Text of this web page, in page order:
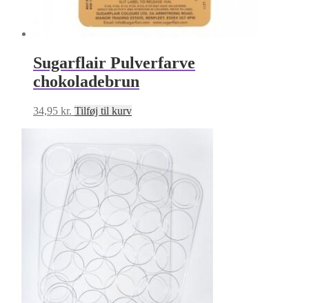
Sugarflair Pulverfarve
chokoladebrun
34,95 kr. Tilføj til kurv